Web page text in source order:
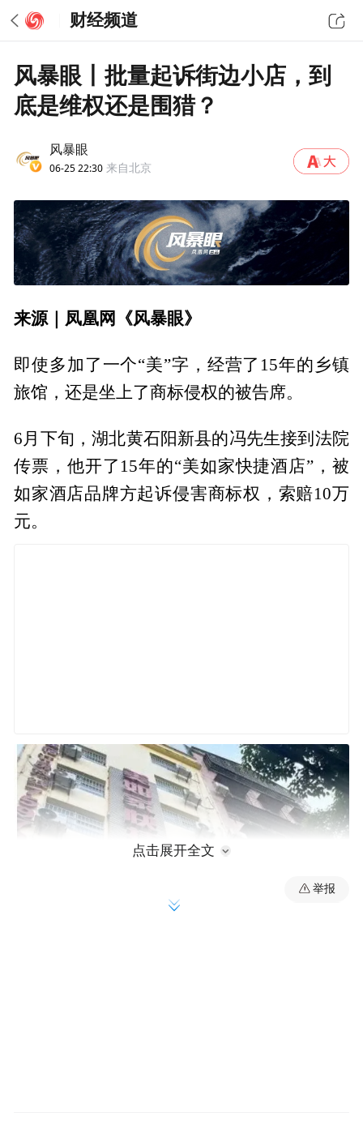
财经频道
风暴眼丨批量起诉街边小店，到
底是维权还是围猎？
风暴眼
06-25 22:30 来自北京
来源｜凤凰网《风暴眼》
即使多加了一个“美”字，经营了15年的乡镇
旅馆，还是坐上了商标侵权的被告席。
6月下旬，湖北黄石阳新县的冯先生接到法院
传票，他开了15年的“美如家快捷酒店”，被
如家酒店品牌方起诉侵害商标权，索赔10万
元。
点击展开全文
举报